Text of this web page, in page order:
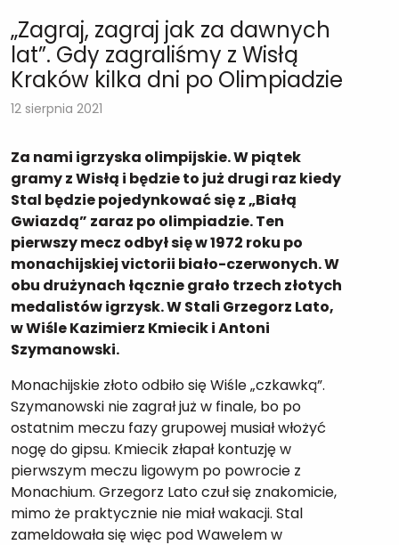
„Zagraj, zagraj jak za dawnych
lat”. Gdy zagraliśmy z Wisłą
Kraków kilka dni po Olimpiadzie
12 sierpnia 2021
Za nami igrzyska olimpijskie. W piątek
gramy z Wisłą i będzie to już drugi raz kiedy
Stal będzie pojedynkować się z „Białą
Gwiazdą” zaraz po olimpiadzie. Ten
pierwszy mecz odbył się w 1972 roku po
monachijskiej victorii biało-czerwonych. W
obu drużynach łącznie grało trzech złotych
medalistów igrzysk. W Stali Grzegorz Lato,
w Wiśle Kazimierz Kmiecik i Antoni
Szymanowski.
Monachijskie złoto odbiło się Wiśle „czkawką”.
Szymanowski nie zagrał już w finale, bo po
ostatnim meczu fazy grupowej musiał włożyć
nogę do gipsu. Kmiecik złapał kontuzję w
pierwszym meczu ligowym po powrocie z
Monachium. Grzegorz Lato czuł się znakomicie,
mimo że praktycznie nie miał wakacji. Stal
zameldowała się więc pod Wawelem w